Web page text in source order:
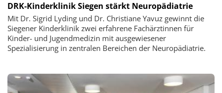
DRK-Kinderklinik Siegen stärkt Neuropädiatrie
Mit Dr. Sigrid Lyding und Dr. Christiane Yavuz gewinnt die
Siegener Kinderklinik zwei erfahrene Fachärztinnen für
Kinder- und Jugendmedizin mit ausgewiesener
Spezialisierung in zentralen Bereichen der Neuropädiatrie.